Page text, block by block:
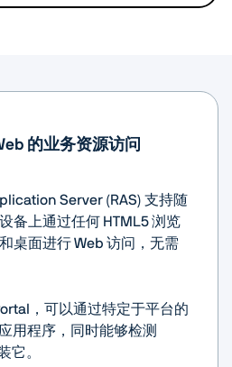
的业务资源访问
Server (RAS) 支持随
备上通过任何 HTML5 浏览
桌面进行 Web 访问，无需
，可以通过特定于平台的
用程序，同时能够检测
它。